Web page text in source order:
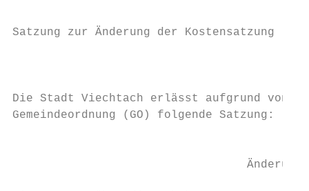
Satzung zur Änderung der Kostensatzung
Die Stadt Viechtach erlässt aufgrund von
Gemeindeordnung (GO) folgende Satzung:
Änderung